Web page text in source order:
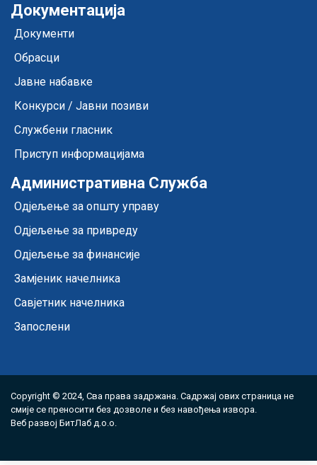
Документација
Документи
Обрасци
Јавне набавке
Конкурси / Јавни позиви
Службени гласник
Приступ информацијама
Административна Служба
Одјељење за општу управу
Одјељење за привреду
Одјељење за финансије
Замјеник начелника
Савјетник начелника
Запослени
Copyright © 2024, Сва права задржана. Садржај ових страница не
смије се преносити без дозволе и без навођења извора.
Веб развој БитЛаб д.о.о.